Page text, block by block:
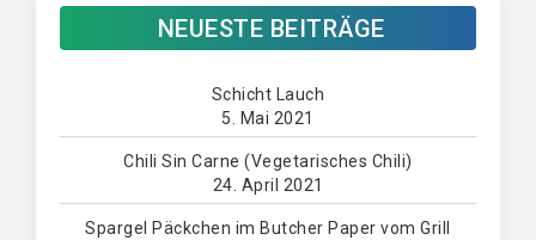
NEUESTE BEITRÄGE
Schicht Lauch
5. Mai 2021
Chili Sin Carne (Vegetarisches Chili)
24. April 2021
Spargel Päckchen im Butcher Paper vom Grill